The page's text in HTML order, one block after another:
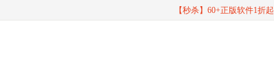
【秒杀】60+正版软件1折